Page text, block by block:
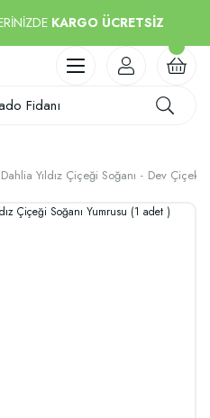
KARGO ÜCRETSİZ
Dahlia Yıldız Çiçeği Soğanı Dev Çiçekli